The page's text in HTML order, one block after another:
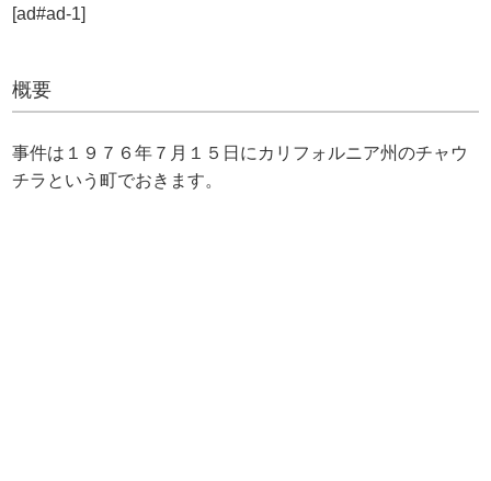
[ad#ad-1]
概要
事件は１９７６年７月１５日にカリフォルニア州のチャウ
チラという町でおきます。